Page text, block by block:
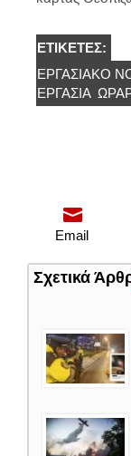
ΕΤΙΚΈΤΕΣ:
ΕΡΓΑΣΙΑΚΌ
ΕΡΓΑΣΙΑ
Email
Σχετικά